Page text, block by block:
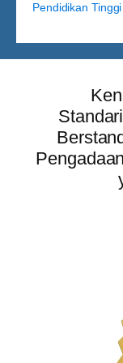
Pendidikan Tinggi